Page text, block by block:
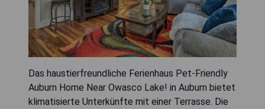
Das haustierfreundliche Ferienhaus Pet-Friendly
Auburn Home Near Owasco Lake! in Auburn bietet
klimatisierte Unterkünfte mit einer Terrasse. Die